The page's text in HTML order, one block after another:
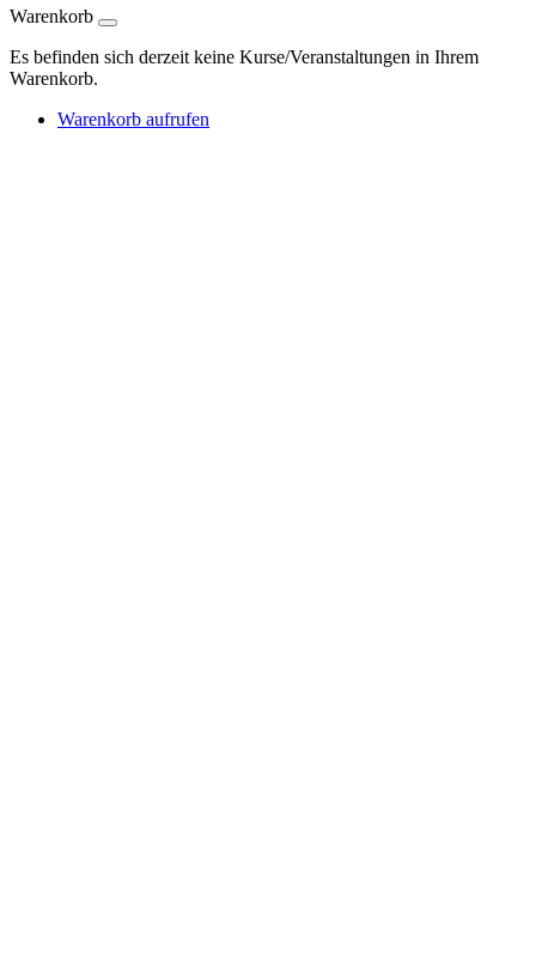
Warenkorb
Es befinden sich derzeit keine Kurse/Veranstaltungen in Ihrem
Warenkorb.
Warenkorb aufrufen